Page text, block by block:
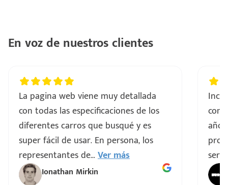
En voz de nuestros clientes
La pagina web viene muy detallada
con todas las especificaciones de los
diferentes carros que busqué y es
super fácil de usar. En persona, los
representantes de...Ver más
Ionathan Mirkin